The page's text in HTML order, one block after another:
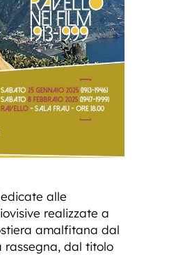
alle
realizzate a
amalfitana dal
rassegna, dal titolo